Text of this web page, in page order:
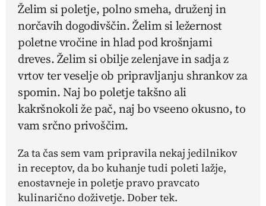
Želim si poletje, polno smeha, druženj in
norčavih dogodivščin. Želim si ležernost
poletne vročine in hlad pod krošnjami
dreves. Želim si obilje zelenjave in sadja z
vrtov ter veselje ob pripravljanju shrankov za
spomin. Naj bo poletje takšno ali
kakršnokoli že pač, naj bo vseeno okusno, to
vam srčno privoščim.
Za ta čas sem vam pripravila nekaj jedilnikov
in receptov, da bo kuhanje tudi poleti lažje,
enostavneje in poletje pravo pravcato
kulinarično doživetje. Dober tek.